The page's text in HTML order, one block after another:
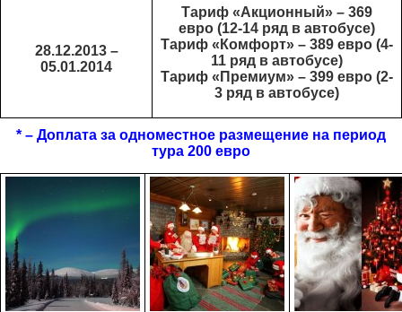
28.12.2013 –
05.01.2014
Тариф «Акционный» – 369
евро (12-14 ряд в автобусе)
Тариф «Комфорт» – 389 евро (4-
11 ряд в автобусе)
Тариф «Премиум» – 399 евро (2-
3 ряд в автобусе)
* – Доплата за одноместное размещение на период
тура 200 евро